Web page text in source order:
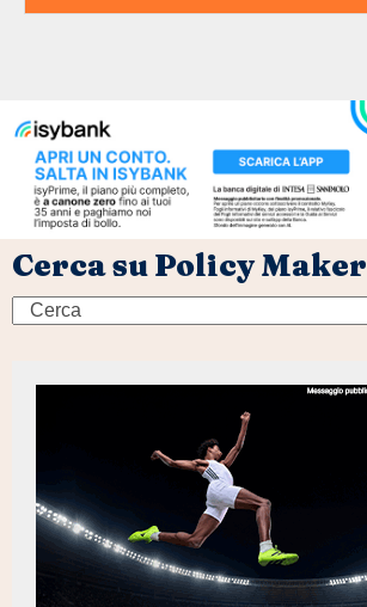
Cerca su Policy Maker
Search